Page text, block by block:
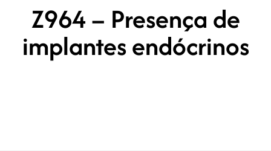
Z964 – Presença de
implantes endócrinos